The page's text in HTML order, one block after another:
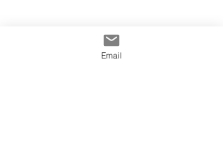
Email